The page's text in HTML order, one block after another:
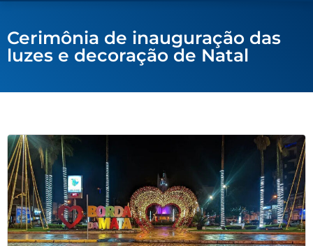
Cerimônia de inauguração das
luzes e decoração de Natal